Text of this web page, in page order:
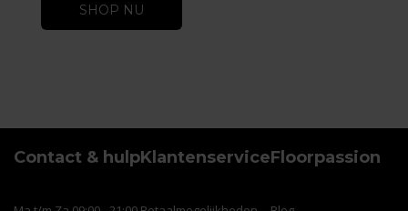
SHOP NU
Contact & hulpKlantenserviceFloorpassion